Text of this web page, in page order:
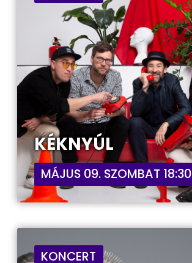
KÉKNYÚL
MÁJUS 09. SZOMBAT 18:30
KONCERT